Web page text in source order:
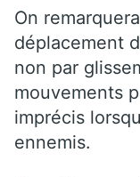
On
déplacement
non par
mouvements
imprécis
ennemis.